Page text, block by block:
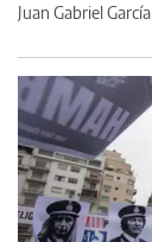
Juan Gabriel García